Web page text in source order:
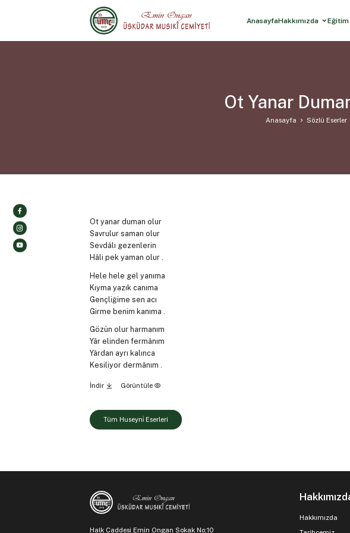
AnasayfaHakkımızda Eğitim
Ot Yanar
Anasayfa Sözlü Eserler
Ot yanar duman olur
Savrulur saman olur
Sevdâlı gezenlerin
Hâli pek yaman olur .
Hele hele gel yanıma
Kıyma yazık canıma
Gençliğime sen acı
Girme benim kanıma .
Gözün olur harmanım
Yâr elinden fermânım
Yârdan ayrı kalınca
Kesiliyor dermânım .
İndir Görüntüle
Tüm Huseyni̇ Eserleri
Halk Caddesi Emin Ongan Sokak No:10
Hakkımızda